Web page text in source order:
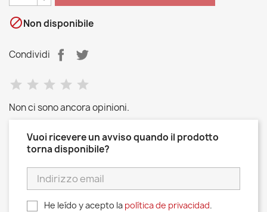
Non disponibile
Condividi
Non ci sono ancora opinioni.
Vuoi ricevere un avviso quando il prodotto
torna disponibile?
He leído y acepto la política de privacidad.